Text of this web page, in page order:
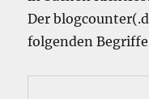
Der
folgenden